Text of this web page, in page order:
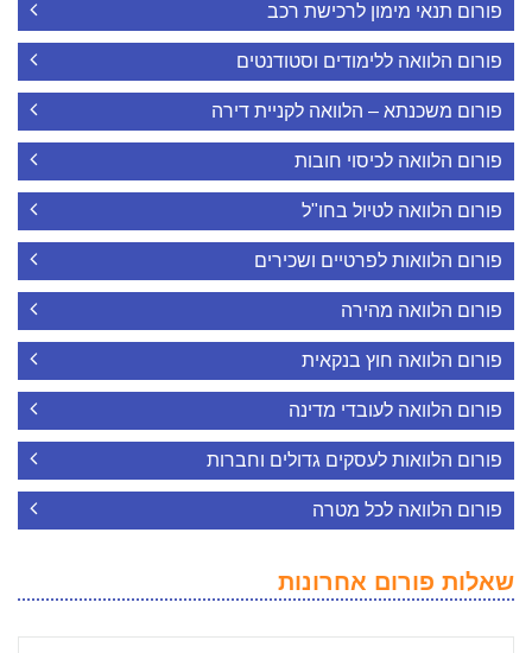
פורום תנאי מימון לרכישת רכב
פורום הלוואה ללימודים וסטודנטים
פורום משכנתא – הלוואה לקניית דירה
פורום הלוואה לכיסוי חובות
פורום הלוואה לטיול בחו"ל
פורום הלוואות לפרטיים ושכירים
פורום הלוואה מהירה
פורום הלוואה חוץ בנקאית
פורום הלוואה לעובדי מדינה
פורום הלוואות לעסקים גדולים וחברות
פורום הלוואה לכל מטרה
שאלות פורום אחרונות